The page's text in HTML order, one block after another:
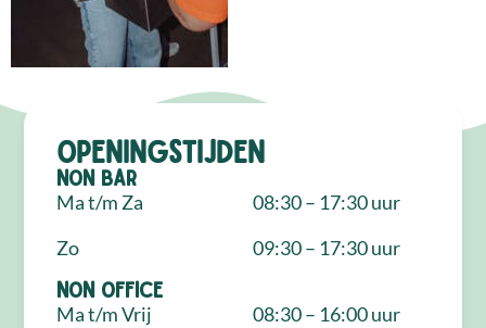
Openingstijden
NON Bar
Ma t/m Za
Zo
08:30 – 17:30 uur
09:30 – 17:30 uur
NON Office
Ma t/m Vrij
08:30 – 16:00 uur